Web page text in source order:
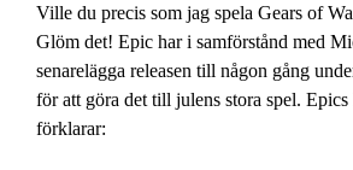
Ville du precis som jag spela Gears of
Glöm det! Epic har i samförstånd med
senarelägga releasen till någon gång
för att göra det till julens stora spel. Epics
förklarar: